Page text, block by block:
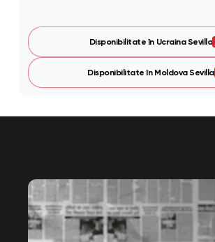
Disponibilitate în Ucraina Sevilla
Disponibilitate în Moldova Sevilla